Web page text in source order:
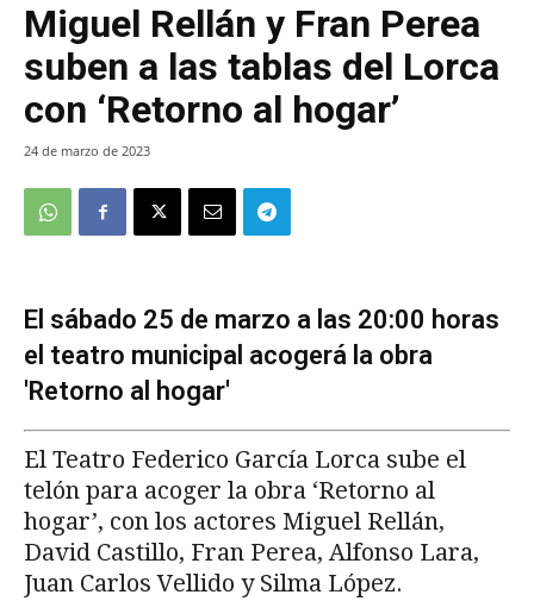
Miguel Rellán y Fran Perea
suben a las tablas del Lorca
con ‘Retorno al hogar’
24 de marzo de 2023
El sábado 25 de marzo a las 20:00 horas
el teatro municipal acogerá la obra
'Retorno al hogar'
El Teatro Federico García Lorca sube el
telón para acoger la obra ‘Retorno al
hogar’, con los actores Miguel Rellán,
David Castillo, Fran Perea, Alfonso Lara,
Juan Carlos Vellido y Silma López.